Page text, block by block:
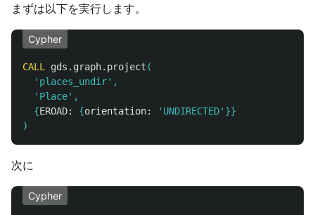
まずは以下を実行します。
Cypher
CALL gds.graph.project (
'places_undir' ,
'Place' ,
{EROAD: {orientation: 'UNDIRECTED' }}
)
次に
Cypher